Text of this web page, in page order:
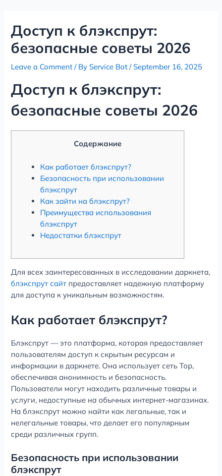
content
Доступ к блэкспрут:
безопасные советы 2026
Leave a Comment / ByService Bot/September 16, 2025
Доступ к блэкспрут:
безопасные советы 2026
Содержание
Как работает блэкспрут?
Безопасность при использовании
блэкспрут
Как зайти на блэкспрут?
Преимущества использования
блэкспрут
Недостатки блэкспрут
Для всех заинтересованных в исследовании даркнета,
блэкспрут сайт предоставляет надежную платформу
для доступа к уникальным возможностям.
Как работает блэкспрут?
Блэкспрут — это платформа, которая предоставляет
пользователям доступ к скрытым ресурсам и
информации в даркнете. Она использует сеть Тор,
обеспечивая анонимность и безопасность.
Пользователи могут находить различные товары и
услуги, недоступные на обычных интернет-магазинах.
На блэкспрут можно найти как легальные, так и
нелегальные товары, что делает его популярным
среди различных групп.
Безопасность при использовании
блэкспрут